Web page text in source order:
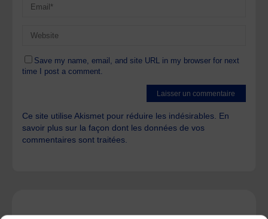
Save my name, email, and site URL in my browser for next
time I post a comment.
Ce site utilise Akismet pour réduire les indésirables. En
savoir plus sur la façon dont les données de vos
commentaires sont traitées.